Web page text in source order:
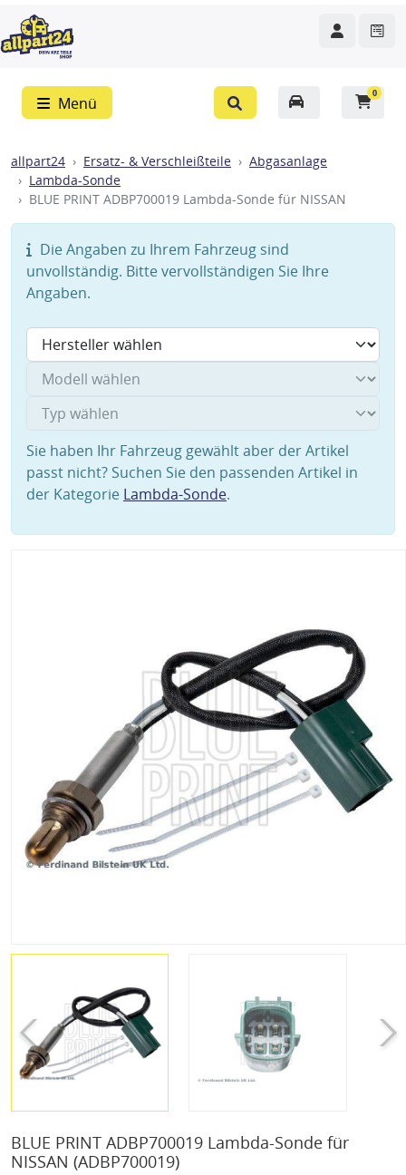
Menü
0
allpart24 Ersatz- & Verschleißteile
Abgasanlage
Lambda-Sonde
BLUE PRINT ADBP700019 Lambda-Sonde für NISSAN
Die Angaben zu Ihrem Fahrzeug sind
unvollständig. Bitte vervollständigen Sie Ihre
Angaben.
Sie haben Ihr Fahrzeug gewählt aber der Artikel
passt nicht? Suchen Sie den passenden Artikel in
der Kategorie Lambda-Sonde.
BLUE PRINT ADBP700019 Lambda-Sonde für
NISSAN (ADBP700019)